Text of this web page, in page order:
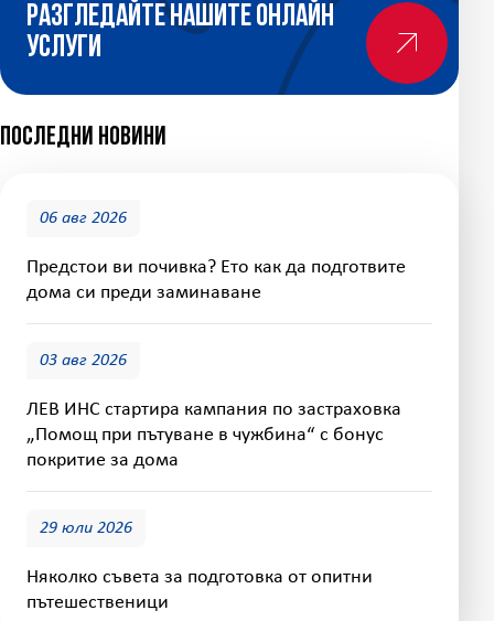
Разгледайте нашите онлайн
услуги
Последни новини
06 авг 2026
Предстои ви почивка? Ето как да подготвите
дома си преди заминаване
03 авг 2026
ЛЕВ ИНС стартира кампания по застраховка
„Помощ при пътуване в чужбина“ с бонус
покритие за дома
29 юли 2026
Няколко съвета за подготовка от опитни
пътешественици